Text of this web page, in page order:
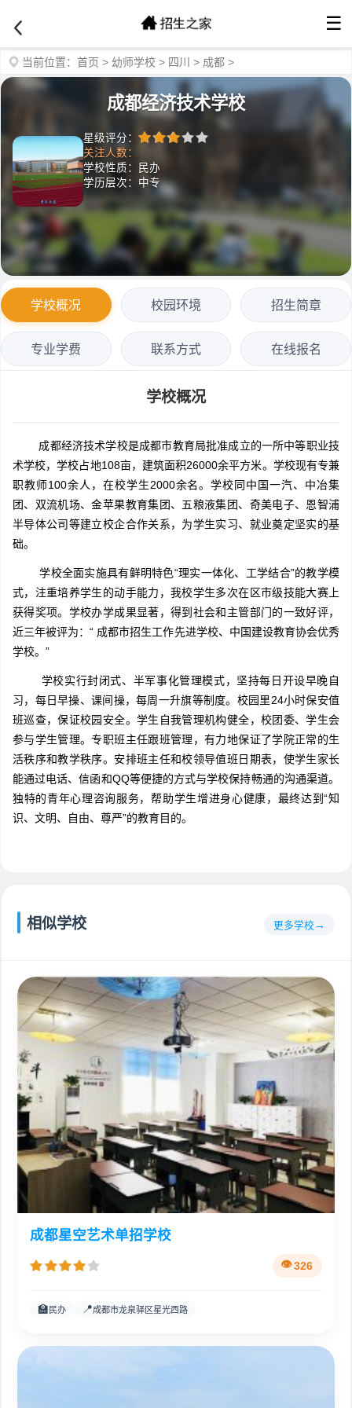
☰
当前位置： 首页 > 幼师学校 > 四川 > 成都 >
成都经济技术学校
星级评分：
关注人数：
学校性质：民办
学历层次：中专
学校概况 校园环境 招生简章
专业学费 联系方式 在线报名
学校概况
成都经济技术学校是成都市教育局批准成立的一所中等职业技
术学校，学校占地108亩，建筑面积26000余平方米。学校现有专兼
职教师100余人，在校学生2000余名。学校同中国一汽、中冶集
团、双流机场、金苹果教育集团、五粮液集团、奇美电子、恩智浦
半导体公司等建立校企合作关系，为学生实习、就业奠定坚实的基
础。
学校全面实施具有鲜明特色“理实一体化、工学结合”的教学模
式，注重培养学生的动手能力，我校学生多次在区市级技能大赛上
获得奖项。学校办学成果显著，得到社会和主管部门的一致好评，
近三年被评为：“ 成都市招生工作先进学校、中国建设教育协会优秀
学校。”
学校实行封闭式、半军事化管理模式，坚持每日开设早晚自
习，每日早操、课间操，每周一升旗等制度。校园里24小时保安值
班巡查，保证校园安全。学生自我管理机构健全，校团委、学生会
参与学生管理。专职班主任跟班管理，有力地保证了学院正常的生
活秩序和教学秩序。安排班主任和校领导值班日期表，使学生家长
能通过电话、信函和QQ等便捷的方式与学校保持畅通的沟通渠道。
独特的青年心理咨询服务，帮助学生增进身心健康，最终达到“知
识、文明、自由、尊严”的教育目的。
相似学校 更多学校
成都星空艺术单招学校
326
🏫 民办 📍成都市龙泉驿区星光西路